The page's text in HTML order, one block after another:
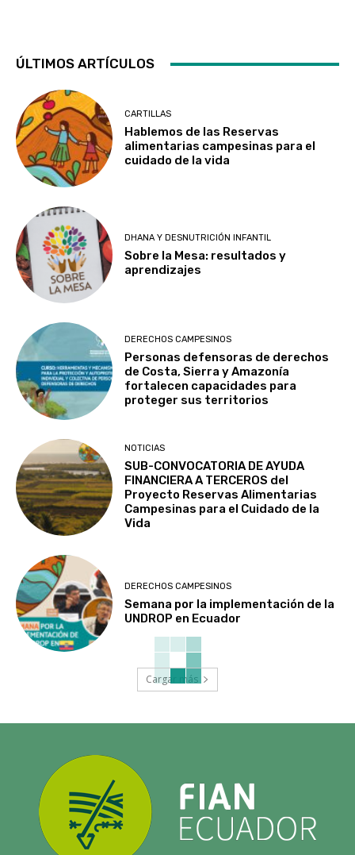
ÚLTIMOS ARTÍCULOS
CARTILLAS
Hablemos de las Reservas
alimentarias campesinas para el
cuidado de la vida
DHANA Y DESNUTRICIÓN INFANTIL
Sobre la Mesa: resultados y
aprendizajes
DERECHOS CAMPESINOS
Personas defensoras de derechos
de Costa, Sierra y Amazonía
fortalecen capacidades para
proteger sus territorios
NOTICIAS
SUB-CONVOCATORIA DE AYUDA
FINANCIERA A TERCEROS del
Proyecto Reservas Alimentarias
Campesinas para el Cuidado de la
Vida
DERECHOS CAMPESINOS
Semana por la implementación de la
UNDROP en Ecuador
Cargar más